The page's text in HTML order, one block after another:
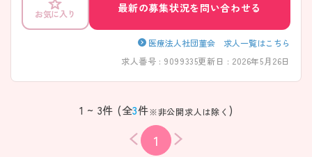
お気に入り 最新の募集状況を問い合わせる
医療法人社団菫会 求人一覧はこちら
求人番号 : 9099335更新日 : 2026年5月26日
1 ~ 3件 (全3件※非公開求人は除く )
1